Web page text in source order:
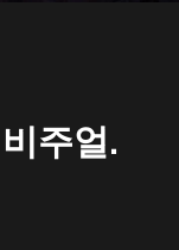
주얼.